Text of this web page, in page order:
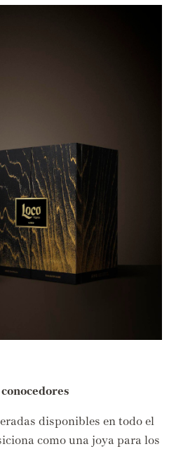
disponibles en todo el
como una joya para los